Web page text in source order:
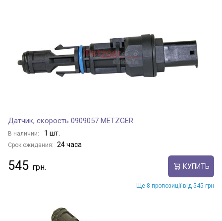
Датчик, скорость 0909057 METZGER
В наличии: 1 шт.
Срок ожидания: 24 часа
545 КУПИТЬ
Ще 8 пропозиції від 545 грн